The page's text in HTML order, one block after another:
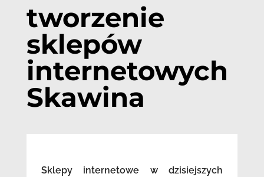
tworzenie
sklepów
internetowych
Skawina
Sklepy internetowe w dzisiejszych